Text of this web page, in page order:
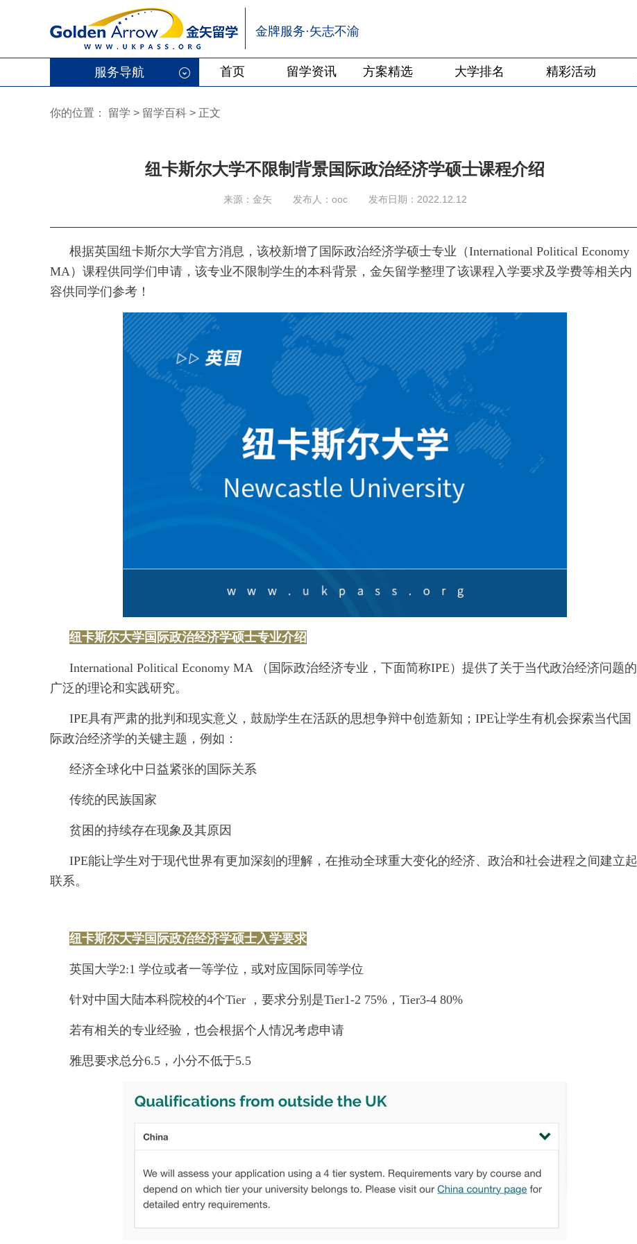
金牌服务·矢志不渝
服务导航 首页 留学资讯 方案精选 大学排名 精彩活动
你的位置： 留学 > 留学百科 > 正文
纽卡斯尔大学不限制背景国际政治经济学硕士课程介绍
来源：金矢 发布人：ooc 发布日期：2022.12.12
根据英国纽卡斯尔大学官方消息，该校新增了国际政治经济学硕士专业（International Political Economy
MA）课程供同学们申请，该专业不限制学生的本科背景，金矢留学整理了该课程入学要求及学费等相关内
容供同学们参考！
纽卡斯尔大学国际政治经济学硕士专业介绍
International Political Economy MA （国际政治经济专业，下面简称IPE）提供了关于当代政治经济问题的
广泛的理论和实践研究。
IPE具有严肃的批判和现实意义，鼓励学生在活跃的思想争辩中创造新知；IPE让学生有机会探索当代国
际政治经济学的关键主题，例如：
经济全球化中日益紧张的国际关系
传统的民族国家
贫困的持续存在现象及其原因
IPE能让学生对于现代世界有更加深刻的理解，在推动全球重大变化的经济、政治和社会进程之间建立起
联系。
纽卡斯尔大学国际政治经济学硕士入学要求
英国大学2:1 学位或者一等学位，或对应国际同等学位
针对中国大陆本科院校的4个Tier ，要求分别是Tier1-2 75%，Tier3-4 80%
若有相关的专业经验，也会根据个人情况考虑申请
雅思要求总分6.5，小分不低于5.5